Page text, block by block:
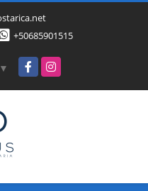
+50685901515
▼ FacebookInstagram